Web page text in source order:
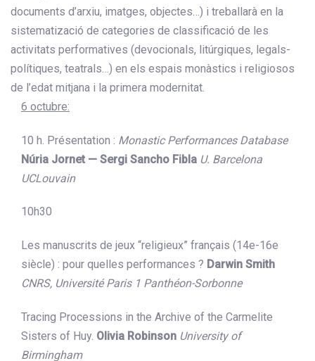
documents d’arxiu, imatges, objectes…) i treballarà en la
sistematizació de categories de classificació de les
activitats performatives (devocionals, litúrgiques, legals-
polítiques, teatrals…) en els espais monàstics i religiosos
de l’edat mitjana i la primera modernitat.
6 octubre:
10 h. Présentation : Monastic Performances Database
Núria Jornet — Sergi Sancho Fibla U. Barcelona
UCLouvain
10h30
Les manuscrits de jeux “religieux” français (14e-16e
siècle) : pour quelles performances ? Darwin Smith
CNRS, Université Paris 1 Panthéon-Sorbonne
Tracing Processions in the Archive of the Carmelite
Sisters of Huy. Olivia Robinson University of
Birmingham